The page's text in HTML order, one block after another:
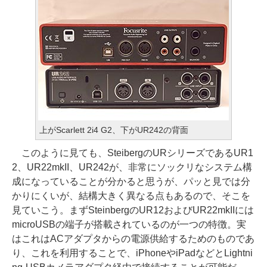
上がScarlett 2i4 G2、下がUR242の背面
このように見ても、SteibergのURシリーズであるUR1
2、UR22mkII、UR242が、非常にソックリなシステム構
成になっていることが分かると思うが、パッと見では分
かりにくいが、結構大きく異なる点もあるので、そこを
見ていこう。まずSteinbergのUR12およびUR22mkIIには
microUSBの端子が搭載されているのが一つの特徴。実
はこれはACアダプタからの電源供給するためのものであ
り、これを利用することで、iPhoneやiPadなどとLightni